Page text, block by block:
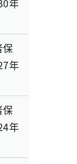
年
保
年
保
年